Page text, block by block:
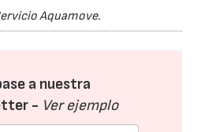
Aquamove.
a nuestra
- Ver ejemplo